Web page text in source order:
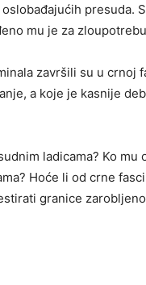
presuda.
mu je za
završili su u crnoj
a koje je kasnije
ladicama? Ko
Hoće li od crne
granice